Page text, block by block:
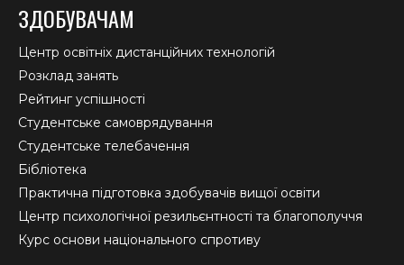
ЗДОБУВАЧАМ
Центр освітніх дистанційних технологій
Розклад занять
Рейтинг успішності
Студентське самоврядування
Студентське телебачення
Бібліотека
Практична підготовка здобувачів вищої освіти
Центр психологічної резильєнтності та благополуччя
Курс основи національного спротиву